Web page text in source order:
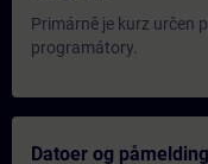
Primárně je kurz určen
programátory.
Datoer og påmelding